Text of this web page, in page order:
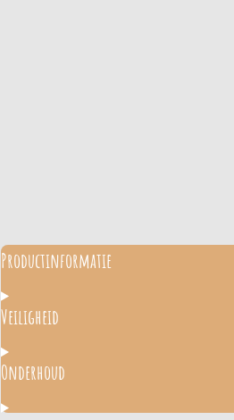
Productinformatie
Veiligheid
Onderhoud